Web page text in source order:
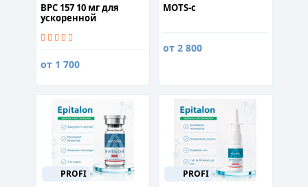
BPC 157 10 мг для
ускоренной
защиты от токсинов
от 1 700
MOTS-c
от 2 800
PROFI PROFI